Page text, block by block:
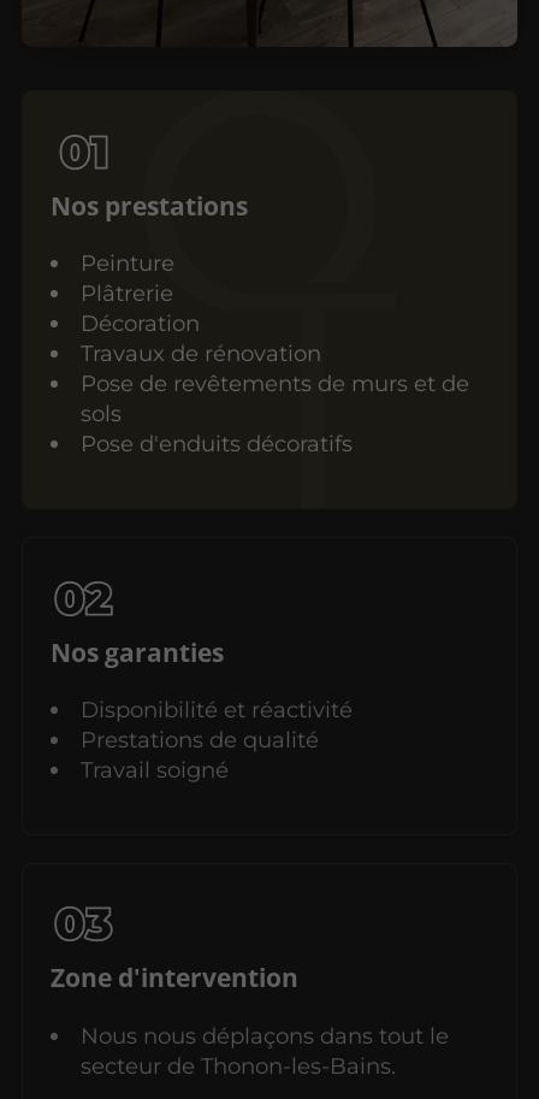
Nos prestations
Peinture
Plâtrerie
Décoration
Travaux de rénovation
Pose de revêtements de murs et de
sols
Pose d'enduits décoratifs
Nos garanties
Disponibilité et réactivité
Prestations de qualité
Travail soigné
Zone d'intervention
Nous nous déplaçons dans tout le
secteur de Thonon-les-Bains.